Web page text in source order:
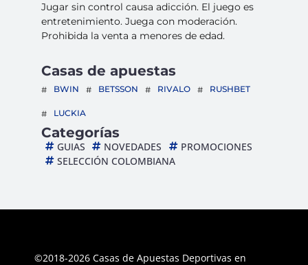
Jugar sin control causa adicción. El juego es
entretenimiento. Juega con moderación.
Prohibida la venta a menores de edad.
Casas de apuestas
BWIN BETSSON RIVALO RUSHBET
LUCKIA
Categorías
GUIAS NOVEDADES
PROMOCIONES
SELECCIÓN COLOMBIANA
©2018-2026 Casas de Apuestas Deportivas en